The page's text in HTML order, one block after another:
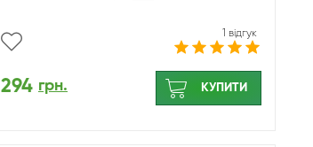
1 відгук
294 грн. КУПИТИ